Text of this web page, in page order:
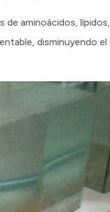
de aminoácidos,
disminuyendo